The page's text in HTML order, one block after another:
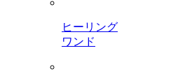
ヒーリング
ワンド